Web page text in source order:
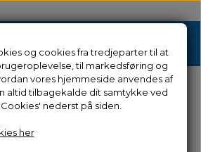
Tilbud
3D Printere
til Adventurer 3
og cookies fra tredjeparter til at
til markedsføring og
vores hjemmeside anvendes af
altid tilbagekalde dit samtykke ved
nederst på siden.
her